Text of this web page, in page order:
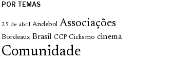
POR TEMAS
25 de abril Andebol Associações
Bordeaux Brasil CCP Ciclismo cinema
Comunidade